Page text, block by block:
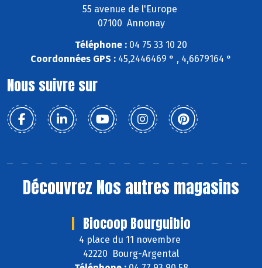
55 avenue de l'Europe
07100 Annonay
Téléphone : 04 75 33 10 20
Coordonnées GPS : 45,2446469 ° , 4,6679164 °
Nous suivre sur
Découvrez Nos autres magasins
Biocoop Bourguibio
4 place du 11 novembre
42220 Bourg-Argental